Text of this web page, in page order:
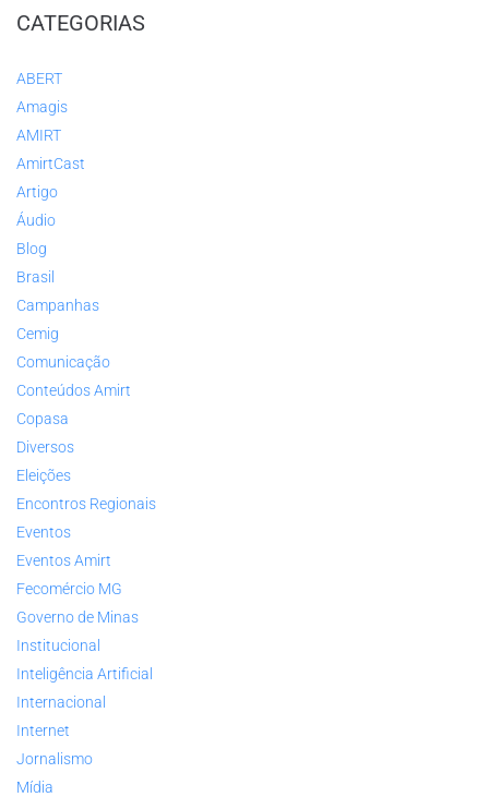
CATEGORIAS
ABERT
Amagis
AMIRT
AmirtCast
Artigo
Áudio
Blog
Brasil
Campanhas
Cemig
Comunicação
Conteúdos Amirt
Copasa
Diversos
Eleições
Encontros Regionais
Eventos
Eventos Amirt
Fecomércio MG
Governo de Minas
Institucional
Inteligência Artificial
Internacional
Internet
Jornalismo
Mídia